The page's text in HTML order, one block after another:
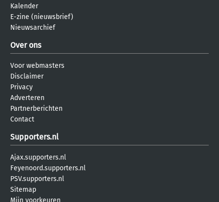
Kalender
E-zine (nieuwsbrief)
Nieuwsarchief
Over ons
Voor webmasters
Disclaimer
Privacy
Adverteren
Partnerberichten
Contact
Supporters.nl
Ajax.supporters.nl
Feyenoord.supporters.nl
PSV.supporters.nl
Sitemap
Mijn voorkeuren